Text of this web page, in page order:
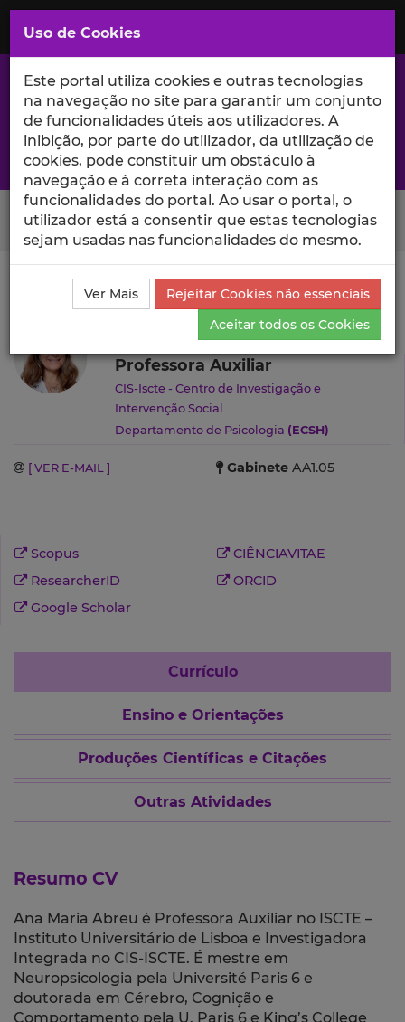
Saltar
para
Conteúdo
Principal
A excelência da investigação e ciência no Iscte
Search Button
Ciência_Iscte Autores Ana Maria Abreu Currículo
Ana Maria Abreu
Professora Auxiliar
CIS-Iscte - Centro de Investigação e
Intervenção Social
Departamento de Psicologia (ECSH)
[ VER E-MAIL ] Gabinete AA1.05
Scopus
CIÊNCIAVITAE
ResearcherID
ORCID
Google Scholar
Currículo
Ensino e Orientações
Produções Científicas e Citações
Outras Atividades
Resumo CV
Ana Maria Abreu é Professora Auxiliar no ISCTE –
Instituto Universitário de Lisboa e Investigadora
Integrada no CIS-ISCTE. É mestre em
Neuropsicologia pela Université Paris 6 e
doutorada em Cérebro, Cognição e
Comportamento pela U. Paris 6 e King’s College
Uso de Cookies
Este portal utiliza cookies e outras tecnologias
na navegação no site para garantir um conjunto
de funcionalidades úteis aos utilizadores. A
inibição, por parte do utilizador, da utilização de
cookies, pode constituir um obstáculo à
navegação e à correta interação com as
funcionalidades do portal. Ao usar o portal, o
utilizador está a consentir que estas tecnologias
sejam usadas nas funcionalidades do mesmo.
Ver Mais
Rejeitar Cookies não essenciais
Aceitar todos os Cookies